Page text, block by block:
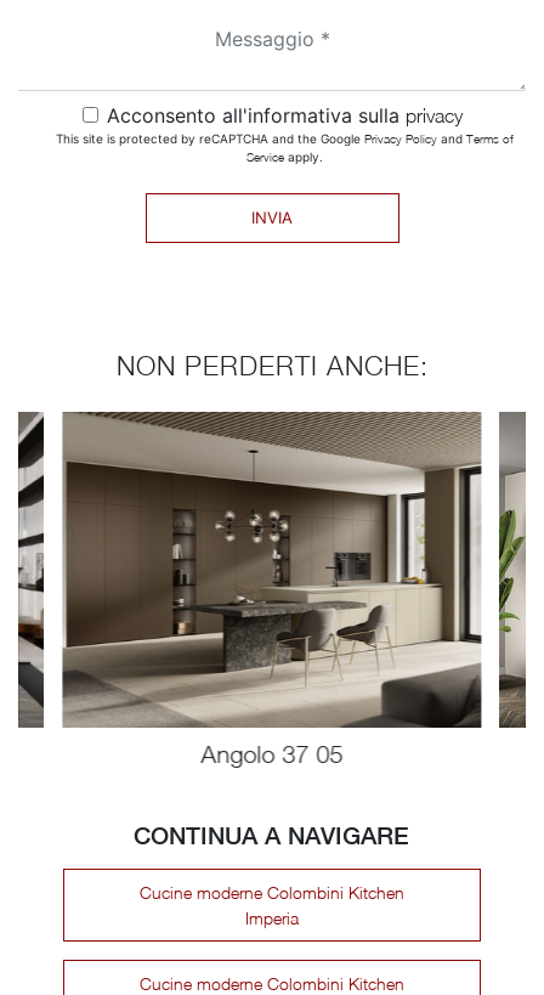
Acconsento all'informativa sulla privacy
This site is protected by reCAPTCHA and the Google Privacy Policyand Terms of
Serviceapply.
INVIA
NON PERDERTI ANCHE:
Angolo 37 05
CONTINUA A NAVIGARE
Cucine moderne Colombini Kitchen
Imperia
Cucine moderne Colombini Kitchen